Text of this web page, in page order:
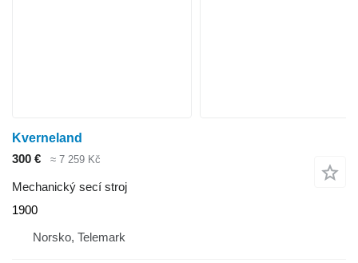
Kverneland
300 €
≈ 7 259 Kč
Mechanický secí stroj
1900
Norsko, Telemark